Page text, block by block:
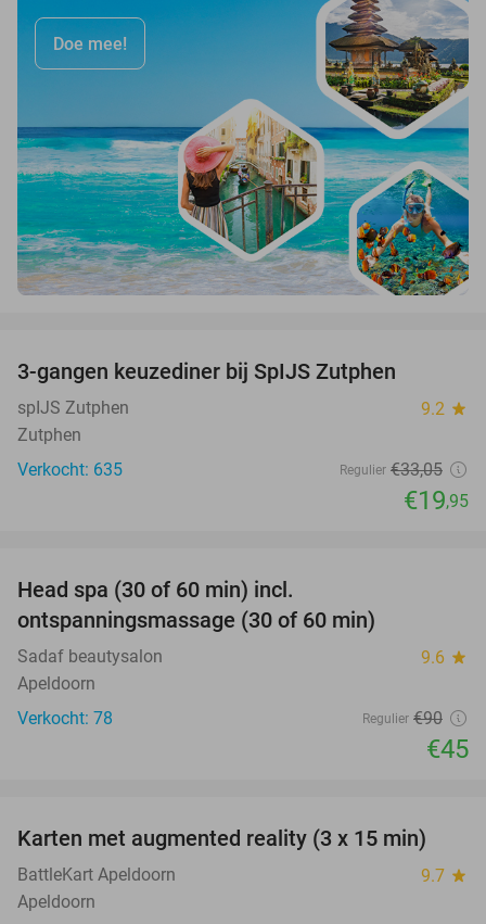
Doe mee!
3-gangen keuzediner bij SpIJS Zutphen
spIJS Zutphen 9.2 star
Zutphen
Verkocht: 635
Regulier €33,05
€19,95
Head spa (30 of 60 min) incl.
ontspanningsmassage (30 of 60 min)
Sadaf beautysalon 9.6 star
Apeldoorn
Verkocht: 78
Regulier €90
€45
35%
Karten met augmented reality (3 x 15 min)
BattleKart Apeldoorn 9.7 star
Apeldoorn